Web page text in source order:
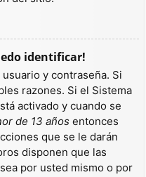
identificar!
y contraseña. Si
razones. Si el Sistema
activado y cuando se
de 13 años entonces
que se le darán
disponen que las
por usted mismo o por